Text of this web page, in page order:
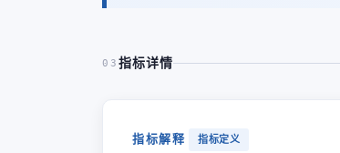
03 指标详情
指标解释 指标定义